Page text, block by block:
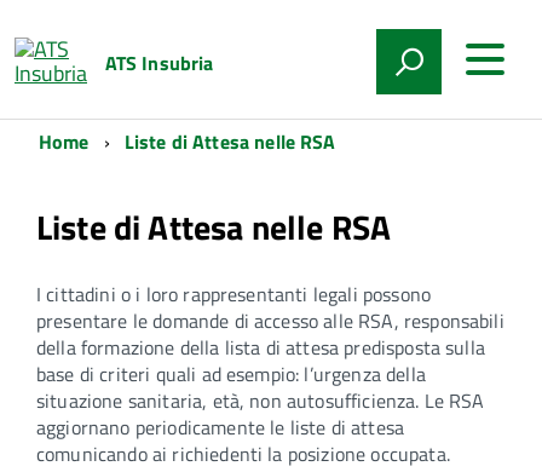
ATS Insubria
Home Liste di Attesa nelle RSA
Liste di Attesa nelle RSA
I cittadini o i loro rappresentanti legali possono
presentare le domande di accesso alle RSA, responsabili
della formazione della lista di attesa predisposta sulla
base di criteri quali ad esempio: l’urgenza della
situazione sanitaria, età, non autosufficienza. Le RSA
aggiornano periodicamente le liste di attesa
comunicando ai richiedenti la posizione occupata.